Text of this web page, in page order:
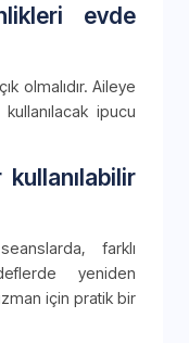
evde
olmalıdır. Aileye
ipucu
farklı
yeniden
için pratik bir